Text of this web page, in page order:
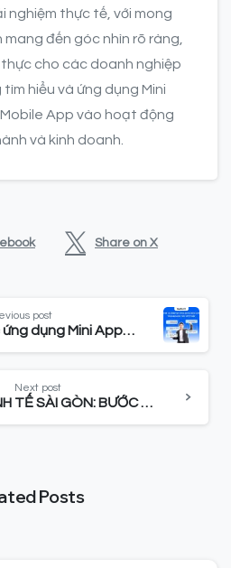
nghiệm thực tế, với mong
mang đến góc nhìn rõ ràng,
cho các doanh nghiệp
hiểu và ứng dụng Mini
App vào hoạt động
và kinh doanh.
Share on X
post
Top 12 lĩnh vực ứng dụng Mini App tăng doanh thu vượt bậc
Next post
MINI APP KINH TẾ SÀI GÒN: BƯỚC TIẾN SỐ NGÀNH BÁO CHÍ
Posts